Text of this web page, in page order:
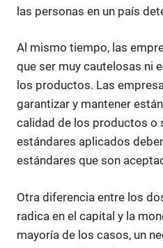
las personas en un país
Al mismo tiempo, las
que ser muy cautelosas ni
los productos. Las
garantizar y mantener
calidad de los productos o
estándares aplicados
estándares que son
Otra diferencia entre los
radica en el capital y la
mayoría de los casos, un